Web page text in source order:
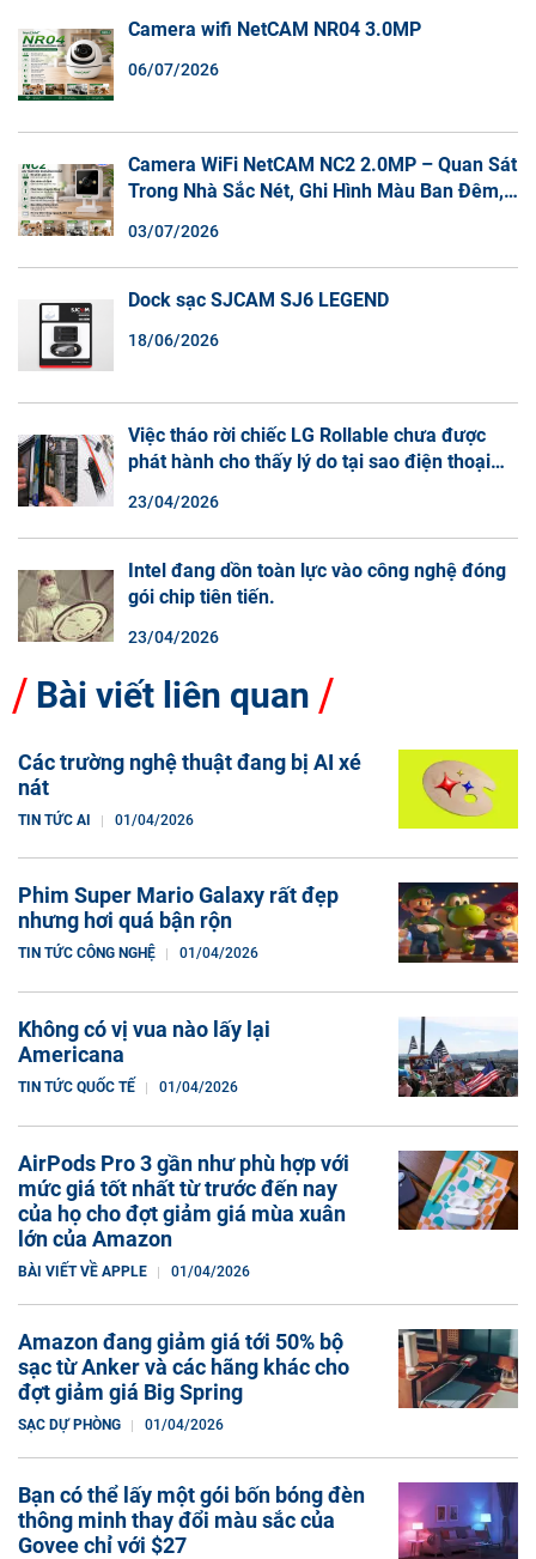
Camera wifi NetCAM NR04 3.0MP
06/07/2026
Camera WiFi NetCAM NC2 2.0MP – Quan Sát
Trong Nhà Sắc Nét, Ghi Hình Màu Ban Đêm,
03/07/2026
Dock sạc SJCAM SJ6 LEGEND
18/06/2026
Việc tháo rời chiếc LG Rollable chưa được
phát hành cho thấy lý do tại sao điện thoại
23/04/2026
Intel đang dồn toàn lực vào công nghệ đóng
gói chip tiên tiến.
23/04/2026
Bài viết liên quan
Các trường nghệ thuật đang bị AI xé
nát
TIN TỨC AI 01/04/2026
Phim Super Mario Galaxy rất đẹp
nhưng hơi quá bận rộn
TIN TỨC CÔNG NGHỆ 01/04/2026
Không có vị vua nào lấy lại
Americana
TIN TỨC QUỐC TẾ 01/04/2026
AirPods Pro 3 gần như phù hợp với
mức giá tốt nhất từ trước đến nay
của họ cho đợt giảm giá mùa xuân
lớn của Amazon
BÀI VIẾT VỀ APPLE 01/04/2026
Amazon đang giảm giá tới 50% bộ
sạc từ Anker và các hãng khác cho
đợt giảm giá Big Spring
SẠC DỰ PHÒNG 01/04/2026
Bạn có thể lấy một gói bốn bóng đèn
thông minh thay đổi màu sắc của
Govee chỉ với $27